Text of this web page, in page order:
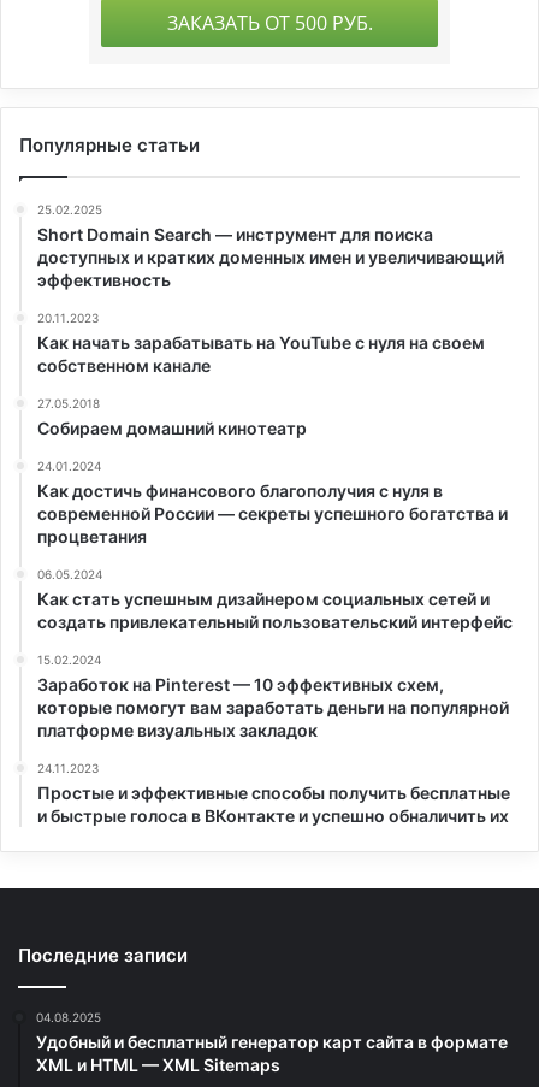
Популярные статьи
25.02.2025
Short Domain Search — инструмент для поиска
доступных и кратких доменных имен и увеличивающий
эффективность
20.11.2023
Как начать зарабатывать на YouTube с нуля на своем
собственном канале
27.05.2018
Собираем домашний кинотеатр
24.01.2024
Как достичь финансового благополучия с нуля в
современной России — секреты успешного богатства и
процветания
06.05.2024
Как стать успешным дизайнером социальных сетей и
создать привлекательный пользовательский интерфейс
15.02.2024
Заработок на Pinterest — 10 эффективных схем,
которые помогут вам заработать деньги на популярной
платформе визуальных закладок
24.11.2023
Простые и эффективные способы получить бесплатные
и быстрые голоса в ВКонтакте и успешно обналичить их
Последние записи
04.08.2025
Удобный и бесплатный генератор карт сайта в формате
XML и HTML — XML Sitemaps